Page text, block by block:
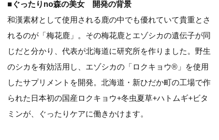
■ぐったりno森の美女 開発の背景
和漢素材として使用される鹿の中でも優れていて貴重とさ
れるのが「梅花鹿」。その梅花鹿とエゾシカの遺伝子が同
じだと分かり、代表が北海道に研究所を作りました。野生
のシカを有効活用し、エゾシカの「ロクキョウ®」を使用
したサプリメントを開発。北海道・新ひだか町の工場で作
られた日本初の国産ロクキョウ+冬虫夏草+ハトムギ+ビタ
ミンが、ぐったりケアに働きかけます。